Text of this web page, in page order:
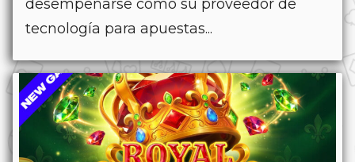
desempeñarse como su proveedor de
tecnología para apuestas...